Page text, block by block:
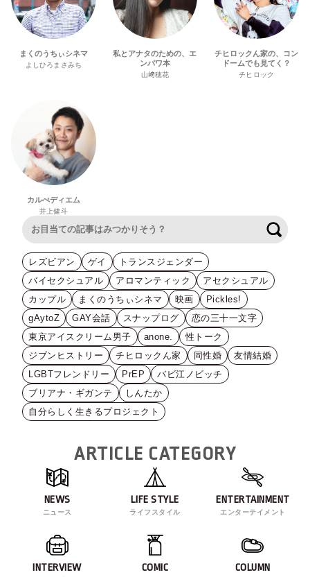
まくのうちぃシネマ
よしひろまさみち
私とアナタのための、エ
ンパワ本
山﨑穂花
チヒロックん家の、コン
ドームでも見てく？
チヒロック
カルぺディエム
井上健斗
レズビアン ゲイ
トランスジェンダー
バイセクシュアル
アロマンティック
アセクシュアル
カップル
まくのうちぃシネマ 映画
Pickles!
gAytoZ
GAY会話 スナップログ
恋の三十一文字
東京アイスクリーム男子
anone.
性トーク
ジブンヒストリー
チヒロックん家 同性婚
友情結婚
LGBTフレンドリー
PrEP
バビ江ノビッチ
ブリアナ・ギガンテ
しんたか
自分らしく生きるプロジェクト
ARTICLE CATEGORY
NEWS
ニュース
LIFE STYLE
ライフスタイル
ENTERTAINMENT
エンターテイメント
INTERVIEW COMIC COLUMN